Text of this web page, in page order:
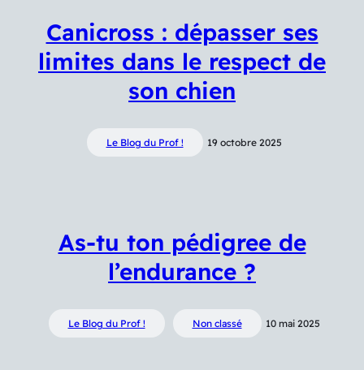
Canicross : dépasser ses
limites dans le respect de
son chien
Le Blog du Prof ! 19 octobre 2025
As-tu ton pédigree de
l’endurance ?
Le Blog du Prof ! Non classé 10 mai 2025